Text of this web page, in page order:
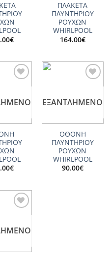
€
ΠΛΑΚΕΤΑ
ΠΛΥΝΤΗΡΙΟΥ
ΡΟΥΧΩΝ
WHIRLPOOL
164.00€
€
ΕΞΑΝΤΛΗΜΈΝΟ
ΟΘΟΝΗ
ΠΛΥΝΤΗΡΙΟΥ
ΡΟΥΧΩΝ
WHIRLPOOL
90.00€